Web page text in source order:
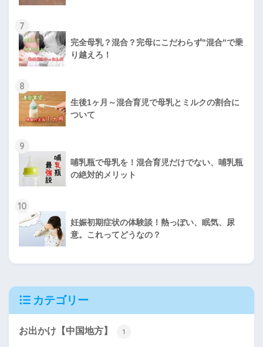
7
完全母乳？混合？完母にこだわらず"混合"で乗
り越えろ！
8
生後1ヶ月～混合育児で母乳とミルクの割合に
ついて
9
哺乳瓶で母乳を！混合育児だけでない、哺乳瓶
の絶対的メリット
10
妊娠初期症状の体験談！熱っぽい、眠気、尿
意。これってどうなの？
カテゴリー
お出かけ【中国地方】 1